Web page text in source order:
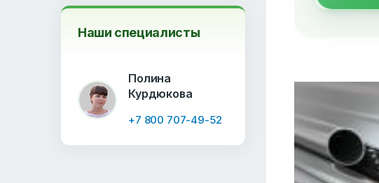
Наши специалисты
Полина
Курдюкова
+7 800 707-49-52